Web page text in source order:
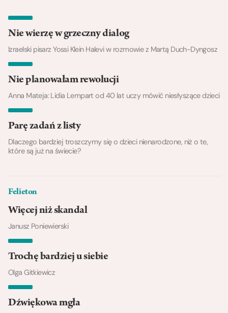
Nie wierzę w grzeczny dialog
Izraelski pisarz Yossi Klein Halevi w rozmowie z Martą Duch-Dyngosz
Nie planowałam rewolucji
Anna Mateja: Lidia Lempart od 40 lat uczy mówić niesłyszące dzieci
Parę zadań z listy
Dlaczego bardziej troszczymy się o dzieci nienarodzone, niż o te,
które są już na świecie?
Felieton
Więcej niż skandal
Janusz Poniewierski
Trochę bardziej u siebie
Olga Gitkiewicz
Dźwiękowa mgła